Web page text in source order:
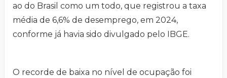
ao do Brasil como um todo, que registrou a taxa
média de 6,6% de desemprego, em 2024,
conforme já havia sido divulgado pelo IBGE.
O recorde de baixa no nível de ocupação foi